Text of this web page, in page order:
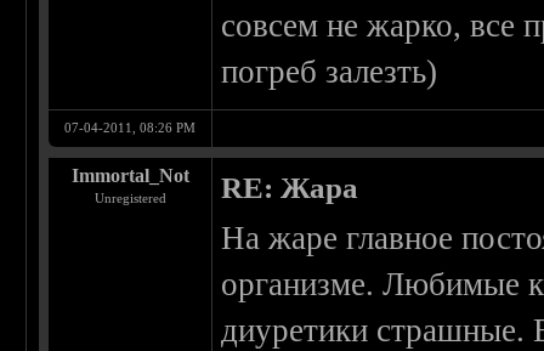
совсем не жарко, все
погреб залезть)
07-04-2011, 08:26 PM
Immortal_Not
Unregistered RE: Жара
На жаре главное
организме. Любимые
диуретики страшные.